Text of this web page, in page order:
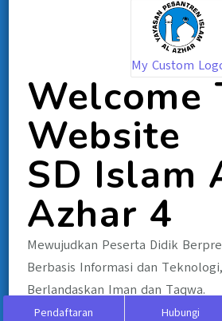
My Custom
Welcome
Website
SD Islam
Azhar 4
Mewujudkan Peserta Didik
Berbasis Informasi dan
Berlandaskan Iman dan Taqwa.
Pendaftaran Hubungi